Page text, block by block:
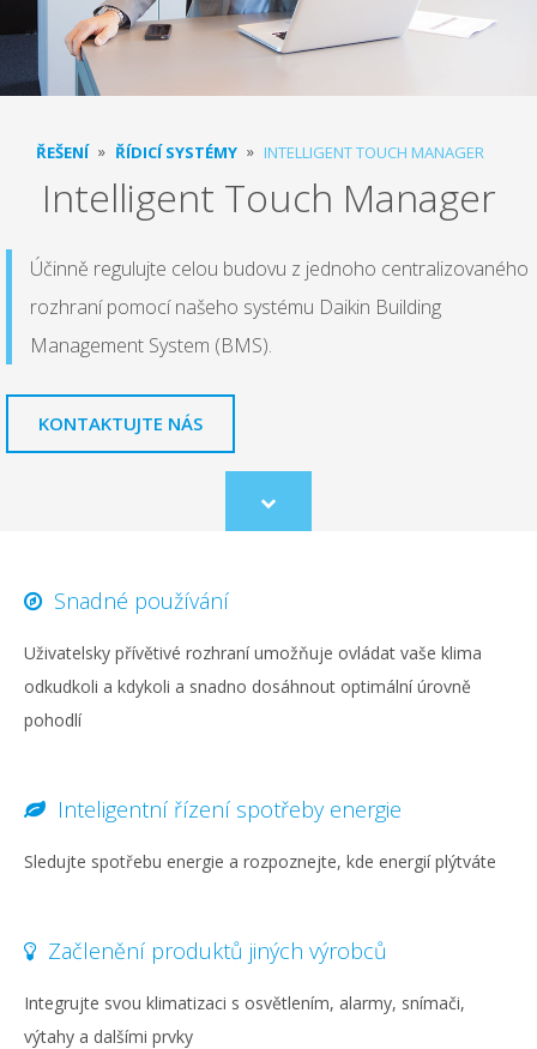
ŘEŠENÍ ŘÍDICÍ SYSTÉMY INTELLIGENT TOUCH MANAGER
Intelligent Touch Manager
Účinně regulujte celou budovu z jednoho centralizovaného
rozhraní pomocí našeho systému Daikin Building
Management System (BMS).
KONTAKTUJTE NÁS
Scroll
to
Snadné používání
Uživatelsky přívětivé rozhraní umožňuje ovládat vaše klima
odkudkoli a kdykoli a snadno dosáhnout optimální úrovně
pohodlí
Inteligentní řízení spotřeby energie
Sledujte spotřebu energie a rozpoznejte, kde energií plýtváte
Začlenění produktů jiných výrobců
Integrujte svou klimatizaci s osvětlením, alarmy, snímači,
výtahy a dalšími prvky